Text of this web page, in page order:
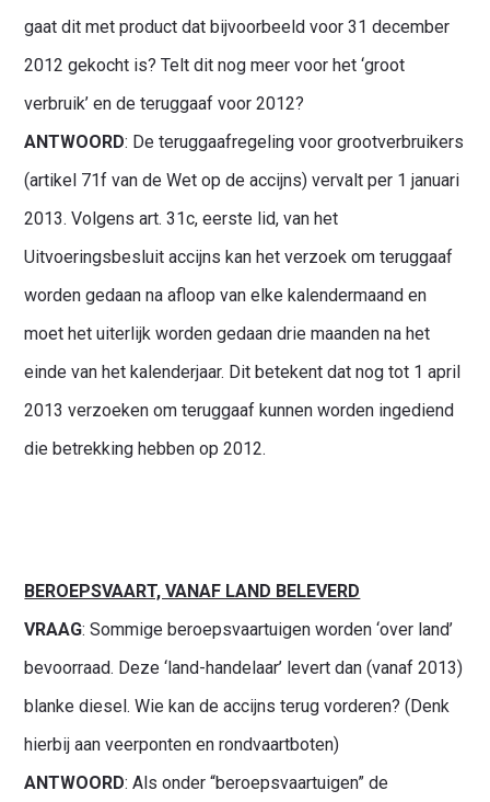
gaat dit met product dat bijvoorbeeld voor 31 december
2012 gekocht is? Telt dit nog meer voor het ‘groot
verbruik’ en de teruggaaf voor 2012?
ANTWOORD: De teruggaafregeling voor grootverbruikers
(artikel 71f van de Wet op de accijns) vervalt per 1 januari
2013. Volgens art. 31c, eerste lid, van het
Uitvoeringsbesluit accijns kan het verzoek om teruggaaf
worden gedaan na afloop van elke kalendermaand en
moet het uiterlijk worden gedaan drie maanden na het
einde van het kalenderjaar. Dit betekent dat nog tot 1 april
2013 verzoeken om teruggaaf kunnen worden ingediend
die betrekking hebben op 2012.
BEROEPSVAART, VANAF LAND BELEVERD
VRAAG: Sommige beroepsvaartuigen worden ‘over land’
bevoorraad. Deze ‘land-handelaar’ levert dan (vanaf 2013)
blanke diesel. Wie kan de accijns terug vorderen? (Denk
hierbij aan veerponten en rondvaartboten)
ANTWOORD: Als onder “beroepsvaartuigen” de